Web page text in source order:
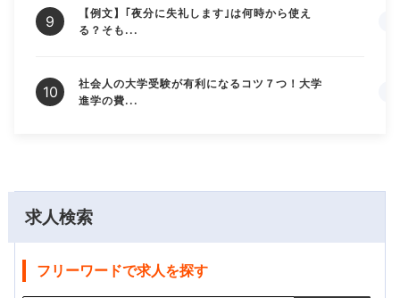
求人検索
フリーワードで求人を探す
【例文】｢夜分に失礼します｣は何時から使え
る？そも...
社会人の大学受験が有利になるコツ７つ！大学
進学の費...